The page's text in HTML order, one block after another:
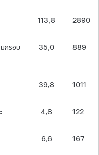
113,8 2890
กรอบ
35,0 889
39,8 1011
4,8 122
6,6 167